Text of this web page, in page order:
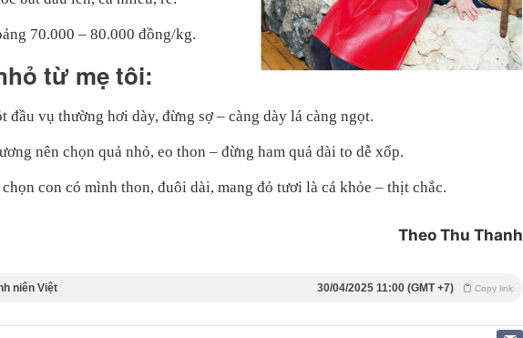
70.000 – 80.000 đồng/kg.
từ mẹ tôi:
đầu vụ thường hơi dày, đừng sợ – càng dày lá càng ngọt.
nên chọn quả nhỏ, eo thon – đừng ham quả dài to dễ xốp.
chọn con có mình thon, đuôi dài, mang đỏ tươi là cá khỏe – thịt chắc.
Theo Thu Thanh
niên Việt Copy link
30/04/2025 11:00 (GMT +7)